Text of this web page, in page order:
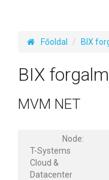
Főoldal BIX
BIX
MVM NET
Node:
T-Systems
Cloud &
Datacenter